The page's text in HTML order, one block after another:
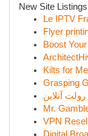
New Site Listings
Le IPTV
Flyer
Boost
Kilts for
Grasping
آنلاین
Mr.
VPN